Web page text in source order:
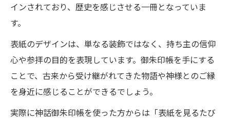
インされており、歴史を感じさせる一冊となっていま
す。
表紙のデザインは、単なる装飾ではなく、持ち主の信仰
心や参拝の目的を表現しています。御朱印帳を手にする
ことで、古来から受け継がれてきた物語や神様とのご縁
を身近に感じることができるでしょう。
実際に神話御朱印帳を使った方からは「表紙を見るたび